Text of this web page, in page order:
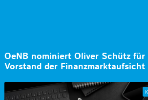
OeNB nominiert Oliver Schütz für
Vorstand der Finanzmarktaufsicht